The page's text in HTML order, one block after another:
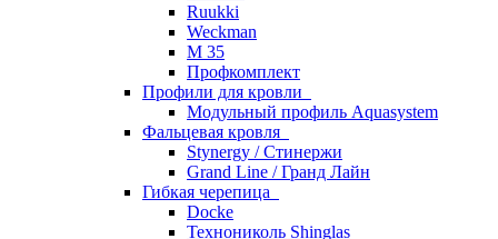
Ruukki
Weckman
М 35
Профкомплект
Профили для кровли
Модульный профиль Aquasystem
Фальцевая кровля
Stynergy / Стинержи
Grand Line / Гранд Лайн
Гибкая черепица
Docke
Технониколь Shinglas